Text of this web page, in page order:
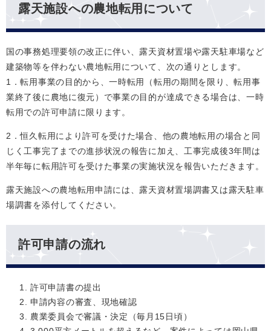
露天施設への農地転用について
国の事務処理要領の改正に伴い、露天資材置場や露天駐車場など
建築物等を伴わない農地転用について、次の通りとします。
1．転用事業の目的から、一時転用（転用の期間を限り、転用事
業終了後に農地に復元）で事業の目的が達成できる場合は、一時
転用での許可申請に限ります。
2．恒久転用により許可を受けた場合、他の農地転用の場合と同
じく工事完了までの進捗状況の報告に加え、工事完成後3年間は
半年毎に転用許可を受けた事業の実施状況を報告いただきます。
露天施設への農地転用申請には、露天資材置場調書又は露天駐車
場調書を添付してください。
許可申請の流れ
許可申請書の提出
申請内容の審査、現地確認
農業委員会で審議・決定（毎月15日頃）